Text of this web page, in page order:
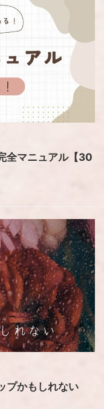
全マニュアル【30
プかもしれない